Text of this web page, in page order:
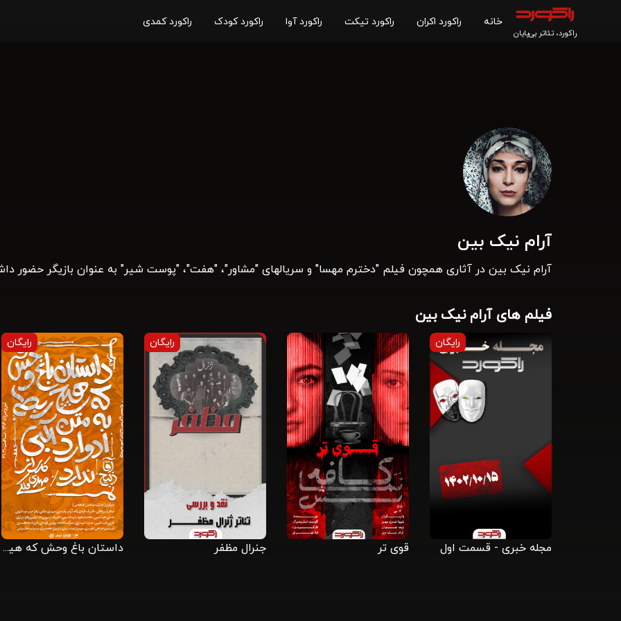
راکورد، تئاتر بی‌پایان
خانه راکورد اکران راکورد تیکت راکورد آوا راکورد کودک راکورد کمدی
آرام نیک بین
آرام نیک بین در آثاری همچون فیلم "دخترم مهسا" و سریالهای "مشاور"، "هفت"، "پوست شیر" به عنوان بازیگر حضور
فیلم های آرام نیک بین
رایگان
مجله خبری - قسمت اول قوی تر
رایگان
جنرال مظفر
رایگان
داستان باغ وحش که هیچ ربطی به متن ادوارد آلبی ندارد